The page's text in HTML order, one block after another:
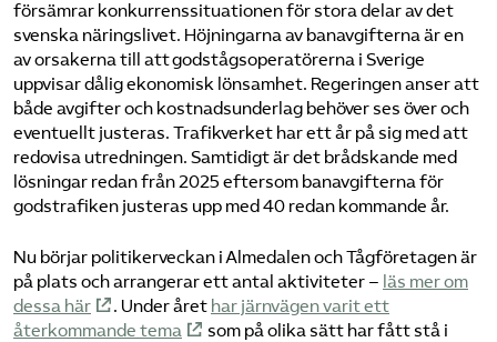
försämrar konkurrenssituationen för stora delar av det
svenska näringslivet. Höjningarna av banavgifterna är en
av orsakerna till att godstågsoperatörerna i Sverige
uppvisar dålig ekonomisk lönsamhet. Regeringen anser att
både avgifter och kostnadsunderlag behöver ses över och
eventuellt justeras. Trafikverket har ett år på sig med att
redovisa utredningen. Samtidigt är det brådskande med
lösningar redan från 2025 eftersom banavgifterna för
godstrafiken justeras upp med 40 redan kommande år.
Nu börjar politikerveckan i Almedalen och Tågföretagen är
på plats och arrangerar ett antal aktiviteter – läs mer om
dessa här
. Under året har järnvägen varit ett
återkommande tema
som på olika sätt har fått stå i